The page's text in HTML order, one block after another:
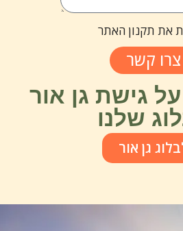
את תקנון האתר
צרו קשר
גישת גן אור
שלנו
גן אור